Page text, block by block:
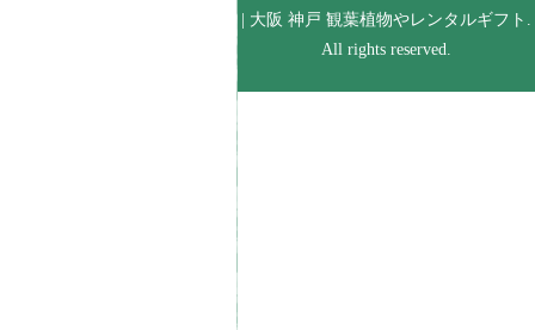
| 大阪 神戸 観葉植物やレンタルギフト.
All rights reserved.